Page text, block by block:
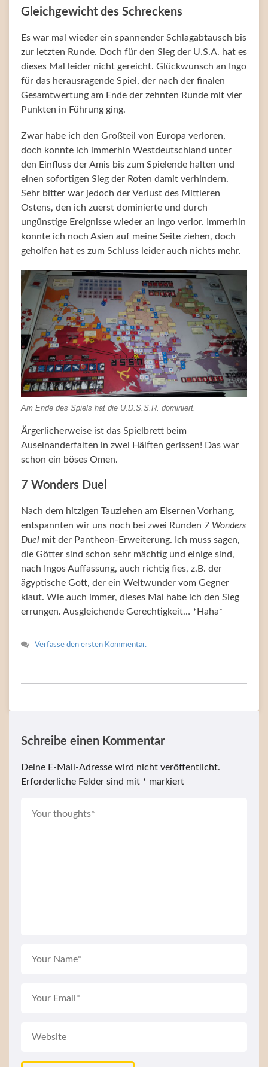
Gleichgewicht des Schreckens
Es war mal wieder ein spannender Schlagabtausch bis
zur letzten Runde. Doch für den Sieg der U.S.A. hat es
dieses Mal leider nicht gereicht. Glückwunsch an Ingo
für das herausragende Spiel, der nach der finalen
Gesamtwertung am Ende der zehnten Runde mit vier
Punkten in Führung ging.
Zwar habe ich den Großteil von Europa verloren,
doch konnte ich immerhin Westdeutschland unter
den Einfluss der Amis bis zum Spielende halten und
einen sofortigen Sieg der Roten damit verhindern.
Sehr bitter war jedoch der Verlust des Mittleren
Ostens, den ich zuerst dominierte und durch
ungünstige Ereignisse wieder an Ingo verlor. Immerhin
konnte ich noch Asien auf meine Seite ziehen, doch
geholfen hat es zum Schluss leider auch nichts mehr.
Am Ende des Spiels hat die U.D.S.S.R. dominiert.
Ärgerlicherweise ist das Spielbrett beim
Auseinanderfalten in zwei Hälften gerissen! Das war
schon ein böses Omen.
7 Wonders Duel
Nach dem hitzigen Tauziehen am Eisernen Vorhang,
entspannten wir uns noch bei zwei Runden 7 Wonders
Duel mit der Pantheon-Erweiterung. Ich muss sagen,
die Götter sind schon sehr mächtig und einige sind,
nach Ingos Auffassung, auch richtig fies, z.B. der
ägyptische Gott, der ein Weltwunder vom Gegner
klaut. Wie auch immer, dieses Mal habe ich den Sieg
errungen. Ausgleichende Gerechtigkeit… *Haha*
Verfasse den ersten Kommentar.
Schreibe einen Kommentar
Deine E-Mail-Adresse wird nicht veröffentlicht.
Erforderliche Felder sind mit * markiert